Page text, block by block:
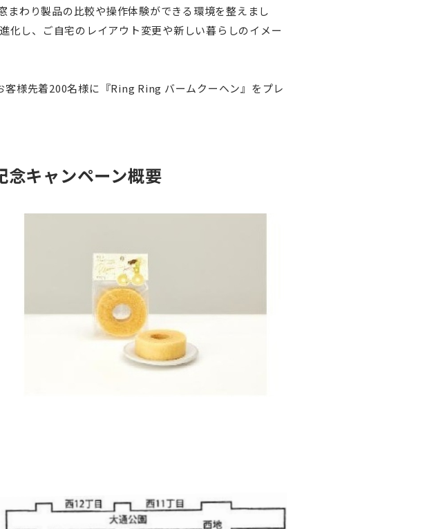
わり製品の比較や操作体験ができる環境を整えまし
化し、ご自宅のレイアウト変更や新しい暮らしのイメー
様先着200名様に『Ring Ring バームクーヘン』をプレ
念キャンペーン概要